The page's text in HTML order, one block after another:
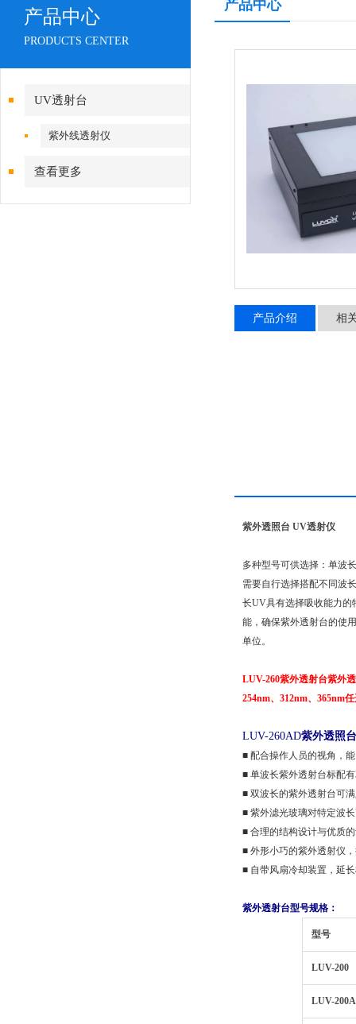
产品中心
PRODUCTS CENTER
UV透射台
紫外线透射仪
查看更多
产品中心
产品介绍 相
紫外透照台 UV透射仪
多种型号可供选择：单波
需要自行选择搭配不同波
长UV具有选择吸收能力的
能，确保紫外透射台的使
单位。
LUV-260紫外透射台紫外
254nm、312nm、365nm
LUV-260AD紫外透照
■ 配合操作人员的视角，
■ 单波长紫外透射台标配
■ 双波长的紫外透射台可
■ 紫外滤光玻璃对特定波
■ 合理的结构设计与优质
■ 外形小巧的紫外透射仪
■ 自带风扇冷却装置，延
紫外透射台型号规格：
型号
LUV-200
LUV-200A